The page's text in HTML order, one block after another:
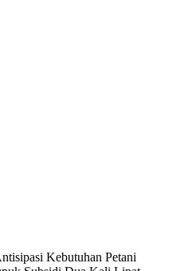
Kebutuhan Petani